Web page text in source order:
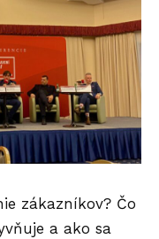
zákazníkov? Čo
a ako sa